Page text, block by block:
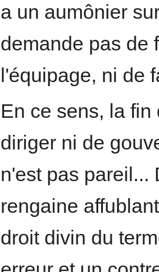
a un aumônier
demande pas de
l'équipage, ni de
En ce sens, la
diriger ni de
n'est pas pareil...
rengaine
droit divin du